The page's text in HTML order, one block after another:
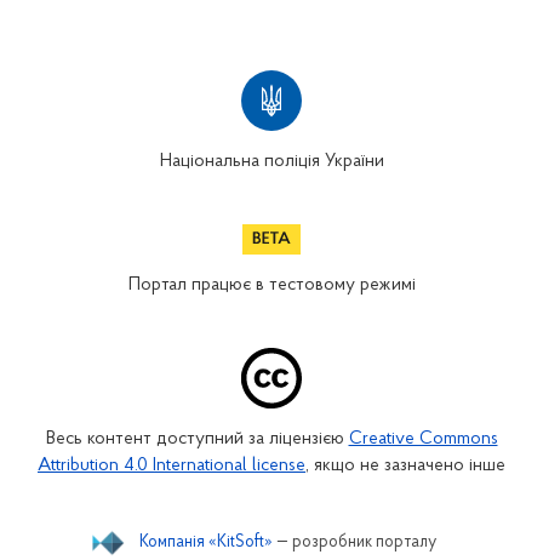
Національна поліція України
Портал працює в тестовому режимі
Весь контент доступний за ліцензією Creative Commons
Attribution 4.0 International license, якщо не зазначено інше
Компанія «KitSoft» — розробник порталу